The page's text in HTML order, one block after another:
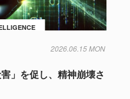
2026.06.15 MON
」を促し、精神崩壊さ